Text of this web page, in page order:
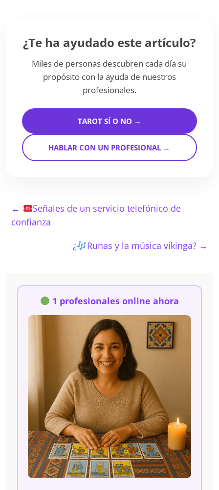
¿Te ha ayudado este artículo?
Miles de personas descubren cada día su
propósito con la ayuda de nuestros
profesionales.
TAROT SÍ O NO →
HABLAR CON UN PROFESIONAL →
←
Señales de un servicio telefónico de
confianza
¿
Runas y la música vikinga? →
1 profesionales online ahora